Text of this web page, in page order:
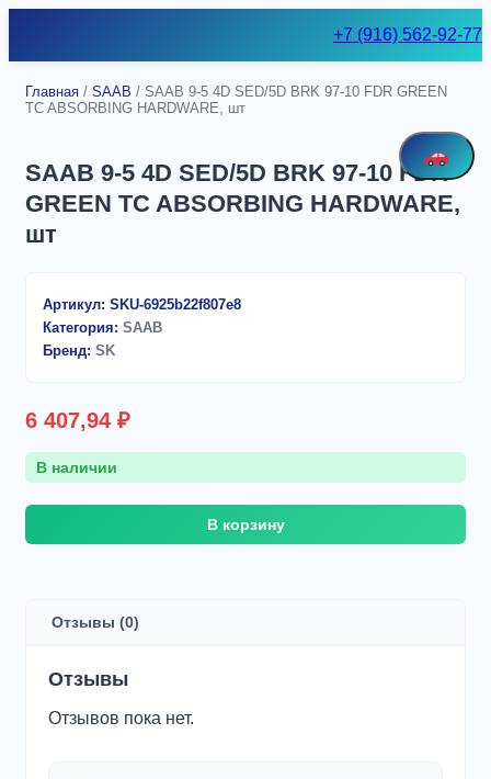
+7 (916) 562-92-77
Главная / SAAB / SAAB 9-5 4D SED/5D BRK 97-10 FDR GREEN
TC ABSORBING HARDWARE, шт
SAAB 9-5 4D SED/5D BRK 97-10 FDR
GREEN TC ABSORBING HARDWARE,
шт
Артикул: SKU-6925b22f807e8
Категория: SAAB
Бренд: SK
6 407,94 ₽
В наличии
Количество
SED/5D
FDR
GREEN
В корзину
Отзывы (0)
Отзывы
Отзывов пока нет.